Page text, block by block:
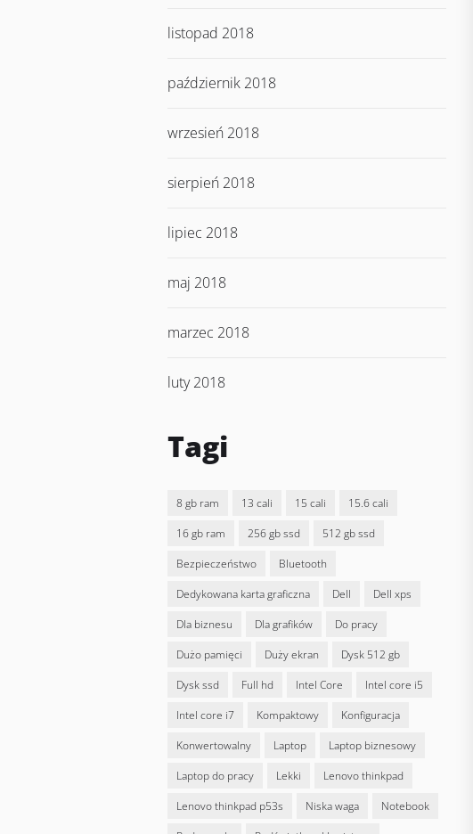
listopad 2018
październik 2018
wrzesień 2018
sierpień 2018
lipiec 2018
maj 2018
marzec 2018
luty 2018
Tagi
8 gb ram 13 cali 15 cali
15.6 cali
16 gb ram
256 gb ssd
512 gb ssd
bezpieczeństwo
bluetooth
dedykowana karta graficzna
Dell
dell xps
dla biznesu
dla grafików
do pracy
dużo pamięci
duży ekran
dysk 512 gb
dysk ssd
full hd Intel Core
intel core i5
intel core i7
kompaktowy
konfiguracja
konwertowalny
laptop
laptop biznesowy
laptop do pracy
lekki
lenovo thinkpad
lenovo thinkpad p53s
niska waga
notebook